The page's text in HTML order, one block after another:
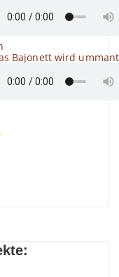
Bajonett wird